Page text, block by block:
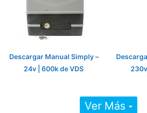
Descargar Manual Simply –
24v | 600k de VDS
Ver Más